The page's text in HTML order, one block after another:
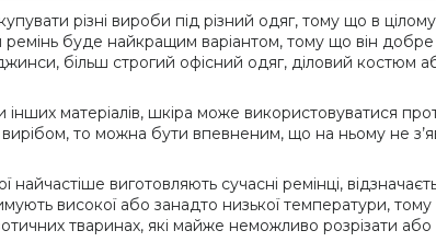
різні вироби під різний одяг, тому що в
ремінь буде найкращим варіантом, тому що він
більш строгий офісний одяг, діловий костюм
інших матеріалів, шкіра може використовуватися
то можна бути впевненим, що на ньому не
найчастіше виготовляють сучасні ремінці,
високої або занадто низької температури,
тваринах, які майже неможливо розрізати